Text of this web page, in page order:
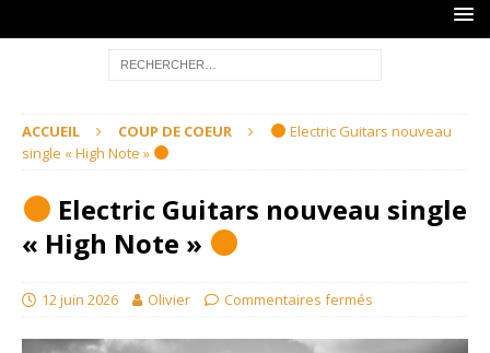
ACCUEIL COUP DE COEUR
Electric Guitars nouveau
single « High Note »
Electric Guitars nouveau single
« High Note »
12 juin 2026 Olivier Commentaires fermés